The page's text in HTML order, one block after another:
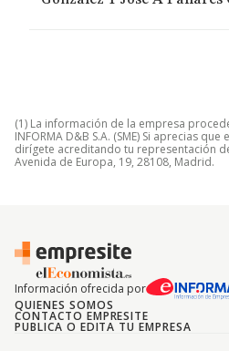
(1) La información de la empresa
INFORMA D&B S.A. (SME) Si aprecias
dirígete acreditando tu representación
Avenida de Europa, 19, 28108, Madrid.
Información ofrecida por
QUIENES SOMOS
CONTACTO EMPRESITE
PUBLICA O EDITA TU EMPRESA